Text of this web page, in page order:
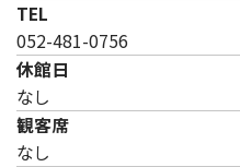
TEL
052-481-0756
休館日
なし
観客席
なし